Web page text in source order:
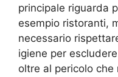
principale riguarda
esempio ristoranti,
necessario
igiene per
oltre al pericolo